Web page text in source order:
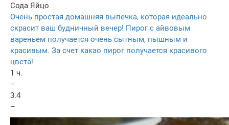
Сода Яйцо
Очень простая домашняя выпечка, которая идеально
скрасит ваш будничный вечер! Пирог с айвовым
вареньем получается очень сытным, пышным и
красивым. За счет какао пирог получается красивого
цвета!
1 ч.
–
3.4
–